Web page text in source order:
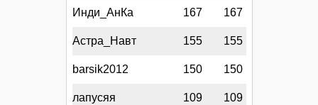
Инди_АнКа 167 167
Астра_Навт 155 155
barsik2012 150 150
лапусяя 109 109